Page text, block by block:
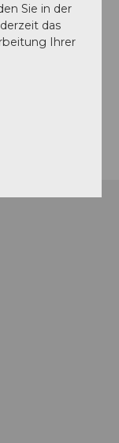
Sie in der
das
Ihrer